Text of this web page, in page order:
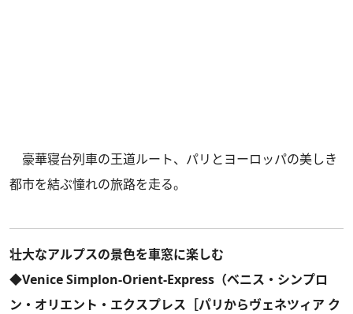
豪華寝台列車の王道ルート、パリとヨーロッパの美しき
都市を結ぶ憧れの旅路を走る。
壮大なアルプスの景色を車窓に楽しむ
◆Venice Simplon-Orient-Express（ベニス・シンプロ
ン・オリエント・エクスプレス［パリからヴェネツィア ク